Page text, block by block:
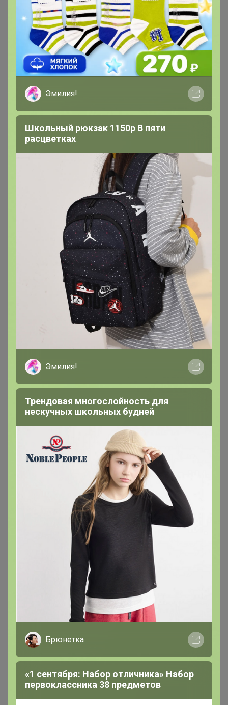
регламентом выкупаи соглашаетесь с договором оферты.
alenka
СП79 RomGil - белорусская фабрика. Свитера и джемпера напрямую с фабрики.
Архив
состав Шерсть 30% ПАН 70%
ТЗ922Ш
Комментарии
Чтобы написать комментарий необходимо
авторизоваться на сайте!
Это займет меньше минуты
Войти Зарегистрироваться
Как здесь все устроено?
Как сделать заказ?
Доставка
Торговые марки
В наличии
Подарочные сертификаты
Реклама на сайте
Поставщикам
Эмилия!
Школьный рюкзак 1150р В пяти
расцветках
Эмилия!
Трендовая многослойность для
нескучных школьных будней
Брюнетка
«1 сентября: Набор отличника» Набор
первоклассника 38 предметов